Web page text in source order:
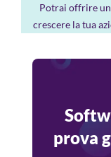
Potrai offrire
crescere la tua
prova